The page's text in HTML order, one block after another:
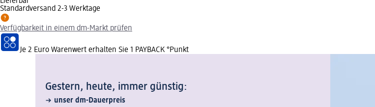
Standardversand 2-3 Werktage
Verfügbarkeit in einem dm-Markt prüfen
Je 2 Euro Warenwert erhalten Sie 1 PAYBACK °Punkt
Gestern, heute, immer günstig:
unser dm-Dauerpreis